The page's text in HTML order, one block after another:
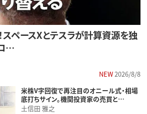
スペースXとテスラが計算資源を独
…
NEW2026/8/8
米株V字回復で再注目のオニール式・相場
底打ちサイン。機関投資家の売買と…
土信田 雅之